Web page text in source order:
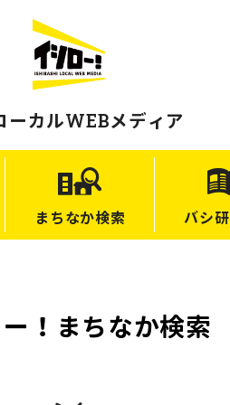
ーカルWEBメディア
まちなか検索 バシ研
！まちなか検索